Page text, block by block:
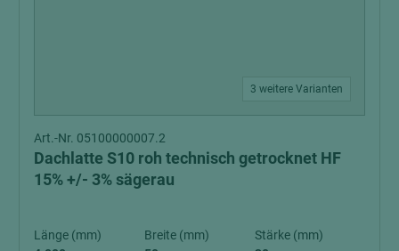
3 weitere Varianten
Art.-Nr. 05100000007.2
Dachlatte S10 roh technisch getrocknet HF
15% +/- 3% sägerau
Länge (mm)
Breite (mm)
Stärke (mm)